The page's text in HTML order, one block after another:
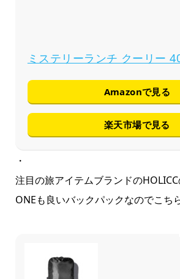
ミステリーランチ クーリー
Amazonで見る
楽天市場で見る
・
注目の旅アイテムブランドのHOLICC
ONEも良いバックパックなのでこち